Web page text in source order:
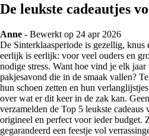
De leukste cadeautjes
Anne - Bewerkt op 24 apr 2026
De Sinterklaasperiode is gezellig,
eerlijk is eerlijk: voor veel ouders en
nodige stress. Want hoe vind je elk
pakjesavond die in de smaak vallen?
hun schoen zetten en hun
over wat er dit keer in de zak kan.
verzamelden de Top 5 leukste cadeaus
origineel en perfect voor ieder budget.
gegarandeerd een feestje vol